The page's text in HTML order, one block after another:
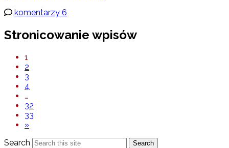
komentarzy 6
Stronicowanie wpisów
1
2
3
4
…
32
33
»
Search
Search